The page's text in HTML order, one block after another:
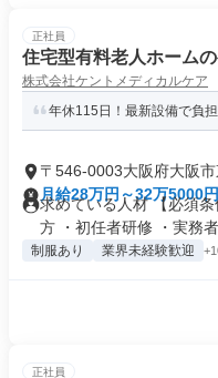
正社員
住宅型有料老人ホーム
株式会社ケントメディカルケア
年休115日！最新設備で負
〒546-0003大阪府大阪市
月給28万円～32万5000円
求めている人材 【必須
方 ・初任者研修 ・実務者
制服あり 業界未経験歓迎
正社員